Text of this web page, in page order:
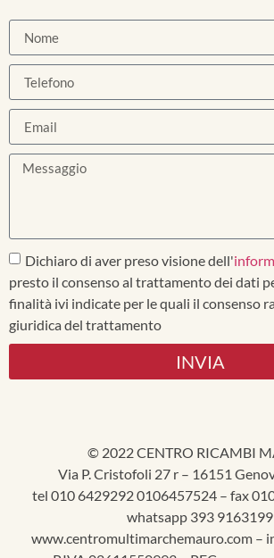
Dichiaro di aver preso visione dell'
presto il consenso al trattamento dei dati
finalità ivi indicate per le quali il consenso
giuridica del trattamento
INVIA
© 2022 CENTRO RICAMBI
Via P. Cristofoli 27 r – 16151
tel 010 6429292 0106457524 – fax
whatsapp 393 9163199
www.centromultimarchemauro.com –